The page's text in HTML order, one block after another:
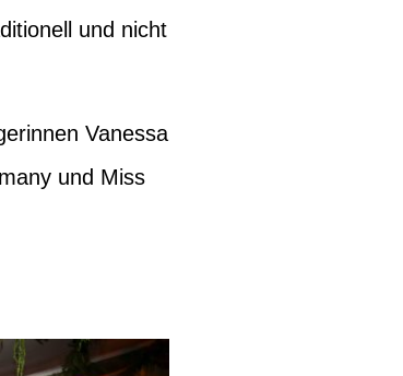
und nicht
Vanessa
und Miss